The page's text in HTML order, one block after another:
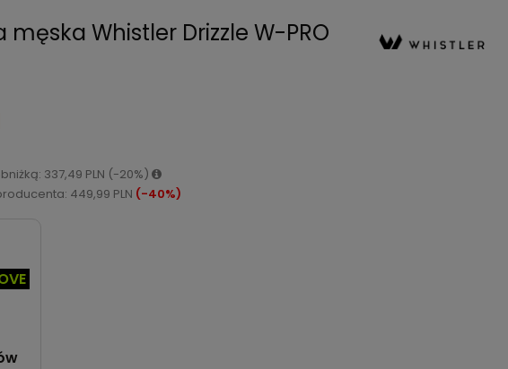
Whistler Drizzle W-PRO
337,49 PLN (-20%)
449,99 PLN (-40%)